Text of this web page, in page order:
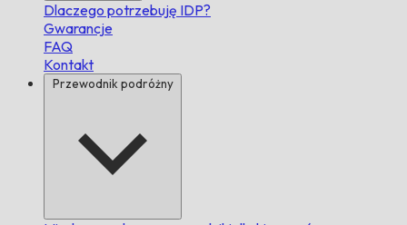
Dlaczego potrzebuję IDP?
Gwarancje
FAQ
Kontakt
Przewodnik podróżny